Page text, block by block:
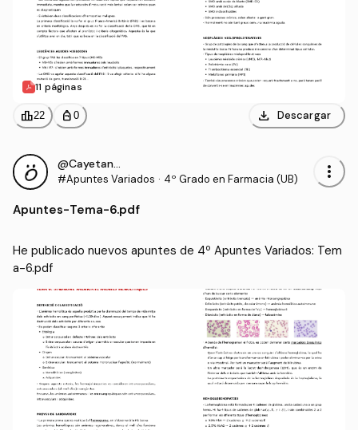
11 páginas
leaderboard22 personal_bag 0 download Descargar
@CayetanaIgM
#Apuntes Variados · 4º Grado en Farmacia (UB) more_vert
Apuntes-Tema-6.pdf
He publicado nuevos apuntes de 4º Apuntes Variados: Tem
a-6.pdf